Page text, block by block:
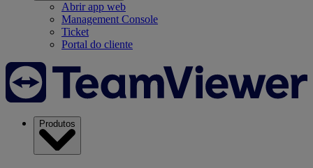
Abrir app web
Management Console
Ticket
Portal do cliente
Produtos